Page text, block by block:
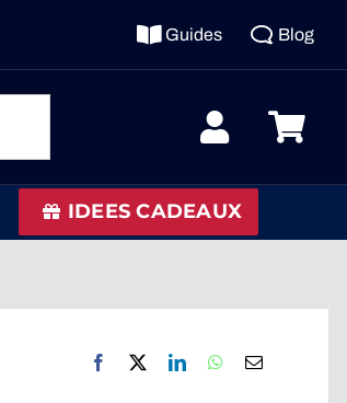
Guides Blog
IDEES CADEAUX